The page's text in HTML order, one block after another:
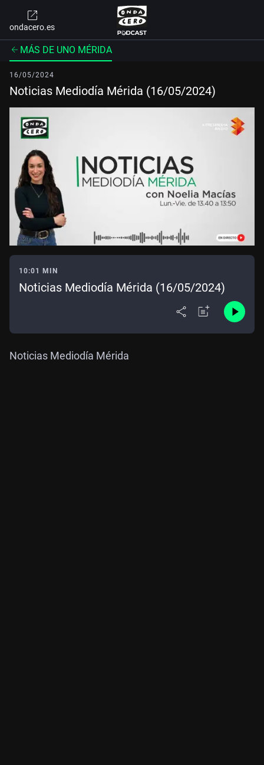
ondacero.es
MÁS DE UNO MÉRIDA
16/05/2024
Noticias Mediodía Mérida (16/05/2024)
10:01 MIN
Noticias Mediodía Mérida (16/05/2024)
Noticias Mediodía Mérida